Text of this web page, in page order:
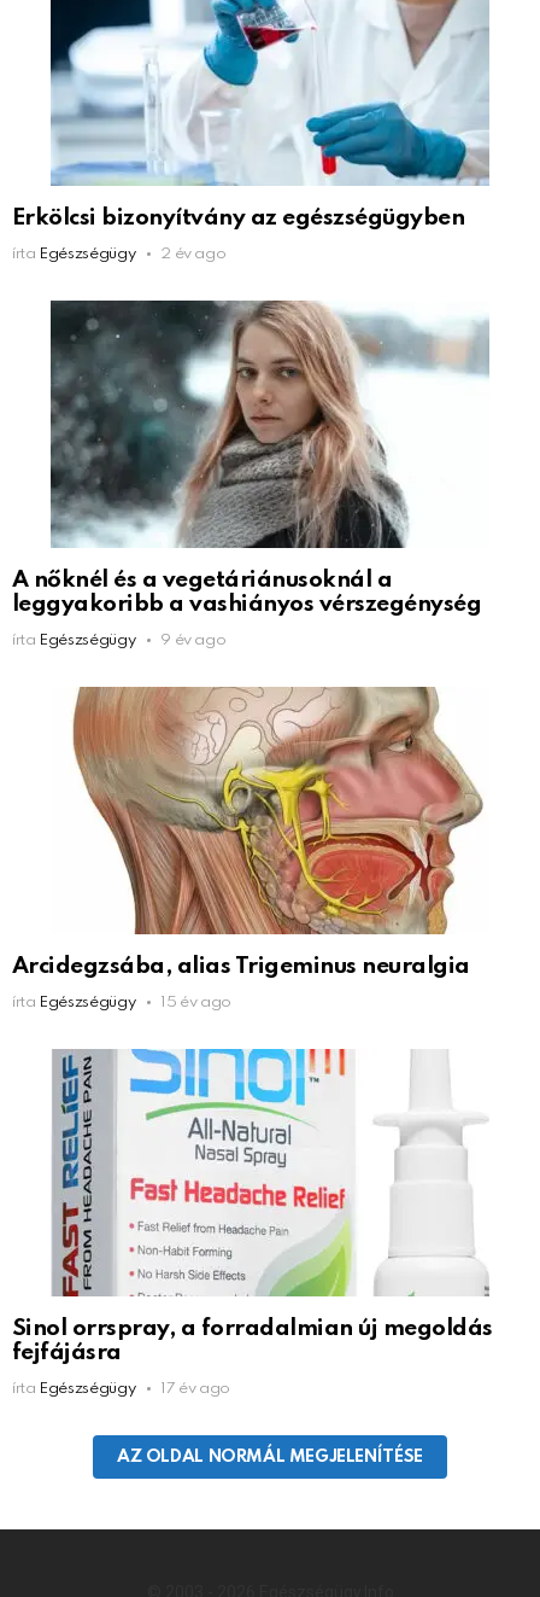
Erkölcsi bizonyítvány az egészségügyben
írta Egészségügy 2 év ago
A nőknél és a vegetáriánusoknál a
leggyakoribb a vashiányos vérszegénység
írta Egészségügy 9 év ago
Arcidegzsába, alias Trigeminus neuralgia
írta Egészségügy 15 év ago
Sinol orrspray, a forradalmian új megoldás
fejfájásra
írta Egészségügy 17 év ago
AZ OLDAL NORMÁL MEGJELENÍTÉSE